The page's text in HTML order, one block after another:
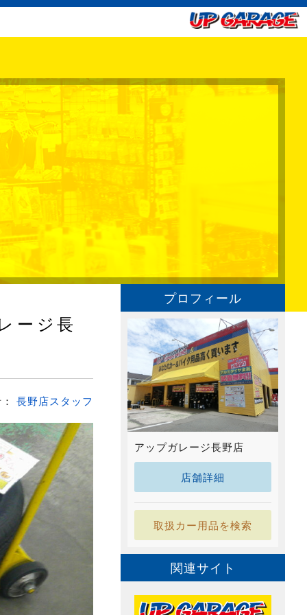
ージ長
長野店スタッフ
プロフィール
アップガレージ長野店
店舗詳細
取扱カー用品を検索
関連サイト